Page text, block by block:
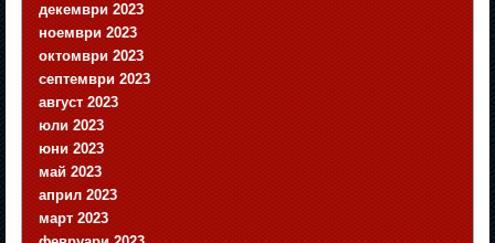
декември 2023
ноември 2023
октомври 2023
септември 2023
август 2023
юли 2023
юни 2023
май 2023
април 2023
март 2023